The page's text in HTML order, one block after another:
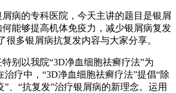
病的专科医院，今天主讲的题目是银屑
能够提高机体免疫力，减少银屑病复发
很多银屑病抗复发内容与大家分享。
别以我院“3D净血细胞祛癣疗法”为
疗中，“3D净血细胞祛癣疗法”提倡“除
、“抗复发”治疗银屑病的新理念。运用